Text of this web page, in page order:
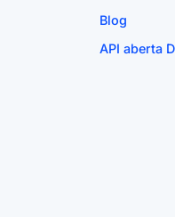
Blog
API aberta